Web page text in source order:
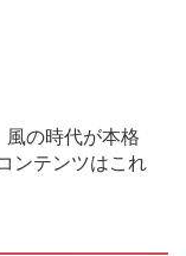
風の時代が本格
ンテンツはこれ